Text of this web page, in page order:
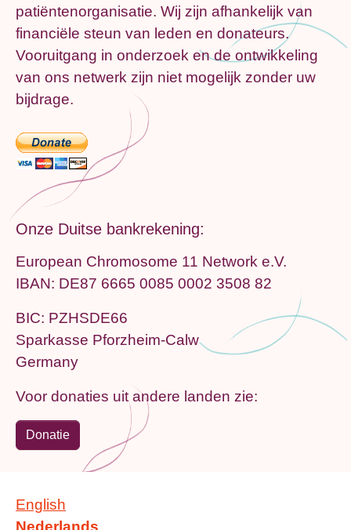
patiëntenorganisatie. Wij zijn afhankelijk van
financiële steun van leden en donateurs.
Vooruitgang in onderzoek en de ontwikkeling
van ons netwerk zijn niet mogelijk zonder uw
bijdrage.
Onze Duitse bankrekening:
European Chromosome 11 Network e.V.
IBAN: DE87 6665 0085 0002 3508 82
BIC: PZHSDE66
Sparkasse Pforzheim-Calw
Germany
Voor donaties uit andere landen zie:
Donatie
English
Nederlands